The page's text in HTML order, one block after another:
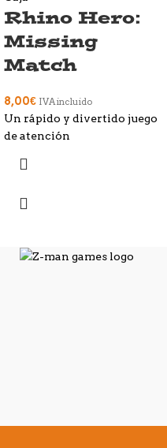
Rhino Hero:
Missing
Match
8,00€ IVA incluido
Un rápido y divertido juego
de atención